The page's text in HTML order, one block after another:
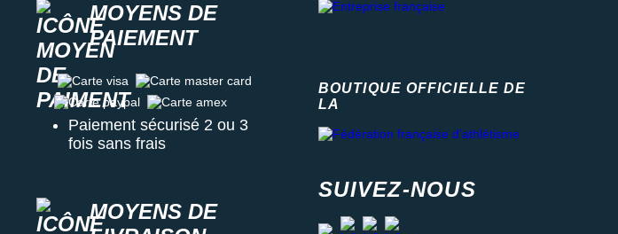
MOYENS DE
PAIEMENT
Carte visa
Carte master card
Carte paypal
Carte amex
Paiement sécurisé 2 ou 3
fois sans frais
MOYENS DE
BOUTIQUE OFFICIELLE DE
LA
SUIVEZ-NOUS
instagram
facebook
stravayoutube